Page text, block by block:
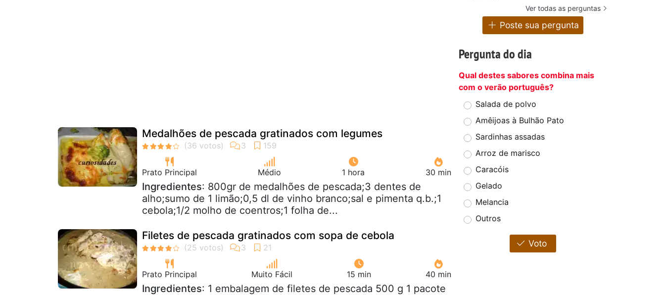
Medalhões de pescada gratinados com legumes
Prato Principal Médio 1 hora 30 min
Ingredientes: 800gr de medalhões de pescada;3 dentes de
alho;sumo de 1 limão;0,5 dl de vinho branco;sal e pimenta q.b.;1
cebola;1/2 molho de coentros;1 folha de...
Filetes de pescada gratinados com sopa de cebola
Prato Principal Muito Fácil 15 min 40 min
Ingredientes: 1 embalagem de filetes de pescada 500 g 1 pacote
Ver todas as perguntas
Poste sua pergunta
Pergunta do dia
Qual destes sabores combina mais
com o verão português?
Salada de polvo
Amêijoas à Bulhão Pato
Sardinhas assadas
Arroz de marisco
Caracóis
Gelado
Melancia
Outros
Voto